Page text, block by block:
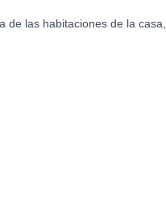
las habitaciones de la